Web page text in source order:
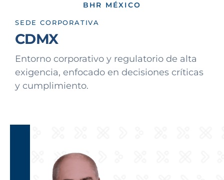
BHR MÉXICO
SEDE CORPORATIVA
CDMX
Entorno corporativo y regulatorio de alta
exigencia, enfocado en decisiones críticas
y cumplimiento.